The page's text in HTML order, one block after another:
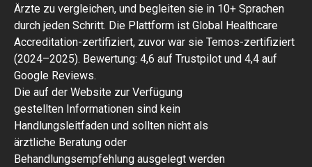
Ärzte zu vergleichen, und begleiten sie in 10+ Sprachen
durch jeden Schritt. Die Plattform ist Global Healthcare
Accreditation-zertifiziert, zuvor war sie Temos-zertifiziert
(2024–2025). Bewertung: 4,6 auf Trustpilot und 4,4 auf
Google Reviews.
Die auf der Website zur Verfügung
gestellten Informationen sind kein
Handlungsleitfaden und sollten nicht als
ärztliche Beratung oder
Behandlungsempfehlung ausgelegt werden